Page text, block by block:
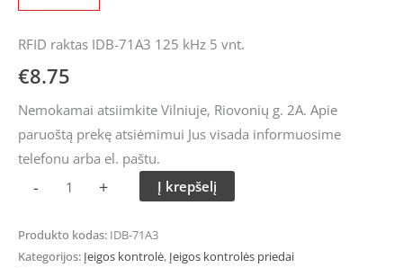
RFID raktas IDB-71A3 125 kHz 5 vnt.
€8.75
Nemokamai atsiimkite Vilniuje, Riovonių g. 2A. Apie
paruoštą prekę atsiėmimui Jus visada informuosime
telefonu arba el. paštu.
- + Į krepšelį
Produkto kodas: IDB-71A3
Kategorijos: Įeigos kontrolė, Įeigos kontrolės priedai